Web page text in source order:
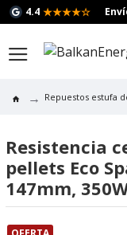
4.4 ★★★★☆
Repuestos estufa
Resistencia
pellets Eco
147mm,